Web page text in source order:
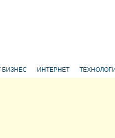
БИЗНЕС ИНТЕРНЕТ